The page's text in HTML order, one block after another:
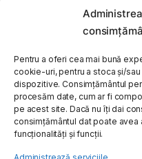
Pentru a oferi cea mai bună
cookie-uri, pentru a stoca și/
dispozitive. Consimțământul
procesăm date, cum ar fi
pe acest site. Dacă nu îți dai
consimțământul dat poate
funcționalități și funcții.
My Account
Customer Care
About Us